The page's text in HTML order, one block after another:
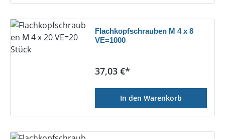
Flachkopfschrauben M 4 x 8
VE=1000
Regulärer Preis:
37,03 €*
In den Warenkorb